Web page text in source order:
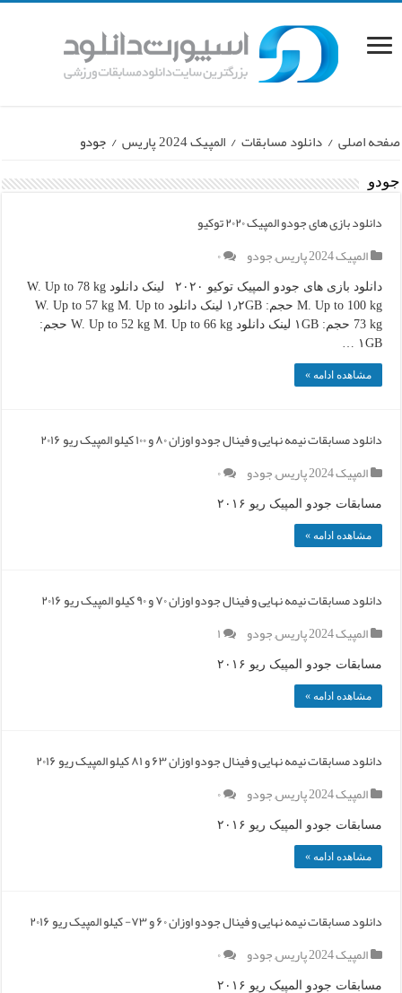
صفحه اصلی / دانلود مسابقات / المپیک 2024 پاریس / جودو
جودو
دانلود بازی های جودو المپیک ۲۰۲۰ توکیو
المپیک 2024 پاریس
,جودو ۰
دانلود بازی های جودو المپیک توکیو ۲۰۲۰ لینک دانلود W. Up to 78 kg
M. Up to 100 kg حجم: ۱٫۲GB لینک دانلود W. Up to 57 kg M. Up to
73 kg حجم: ۱GB لینک دانلود W. Up to 52 kg M. Up to 66 kg حجم:
۱GB …
مشاهده ادامه »
دانلود مسابقات نیمه نهایی و فینال جودو اوزان ۸۰ و ۱۰۰ کیلو المپیک ریو ۲۰۱۶
المپیک 2024 پاریس
,جودو ۰
مسابقات جودو المپیک ریو ۲۰۱۶
مشاهده ادامه »
دانلود مسابقات نیمه نهایی و فینال جودو اوزان ۷۰ و ۹۰ کیلو المپیک ریو ۲۰۱۶
المپیک 2024 پاریس
,جودو ۱
مسابقات جودو المپیک ریو ۲۰۱۶
مشاهده ادامه »
دانلود مسابقات نیمه نهایی و فینال جودو اوزان ۶۳ و ۸۱ کیلو المپیک ریو ۲۰۱۶
المپیک 2024 پاریس
,جودو ۰
مسابقات جودو المپیک ریو ۲۰۱۶
مشاهده ادامه »
دانلود مسابقات نیمه نهایی و فینال جودو اوزان ۶۰ و ۷۳- کیلو المپیک ریو ۲۰۱۶
المپیک 2024 پاریس
,جودو ۰
مسابقات جودو المپیک ریو ۲۰۱۶